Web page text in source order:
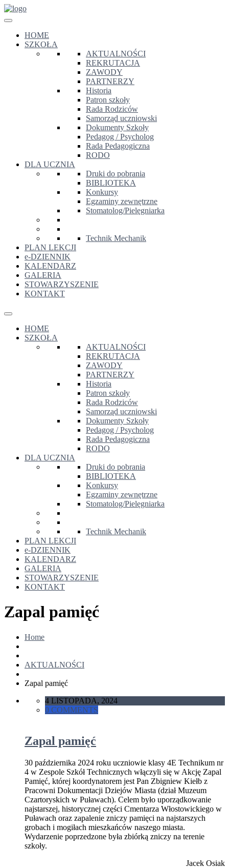
HOME
SZKOŁA
AKTUALNOŚCI
REKRUTACJA
ZAWODY
PARTNERZY
Historia
Patron szkoły
Rada Rodziców
Samorząd uczniowski
Dokumenty Szkoły
Pedagog / Psycholog
Rada Pedagogiczna
RODO
DLA UCZNIA
Druki do pobrania
BIBLIOTEKA
Konkursy
Egzaminy zewnętrzne
Stomatolog/Pielęgniarka
Technik Mechanik
PLAN LEKCJI
e-DZIENNIK
KALENDARZ
GALERIA
STOWARZYSZENIE
KONTAKT
HOME
SZKOŁA
AKTUALNOŚCI
REKRUTACJA
ZAWODY
PARTNERZY
Historia
Patron szkoły
Rada Rodziców
Samorząd uczniowski
Dokumenty Szkoły
Pedagog / Psycholog
Rada Pedagogiczna
RODO
DLA UCZNIA
Druki do pobrania
BIBLIOTEKA
Konkursy
Egzaminy zewnętrzne
Stomatolog/Pielęgniarka
Technik Mechanik
PLAN LEKCJI
e-DZIENNIK
KALENDARZ
GALERIA
STOWARZYSZENIE
KONTAKT
Zapal pamięć
Home
AKTUALNOŚCI
Zapal pamięć
4 LISTOPADA, 2024
0 COMMENTS
Zapal pamięć
30 października 2024 roku uczniowie klasy 4E Technikum nr
4 w Zespole Szkół Technicznych włączyli się w Akcję Zapal
Pamięć, której koordynatorem jest Pan Zbigniew Kiełb z
Pracowni Dokumentacji Dziejów Miasta (dział Muzeum
Czartoryskich w Puławach). Celem było uporządkowanie
najstarszej, historycznej części Cmentarza Włostowickiego w
Puławach oraz zapalenie zniczy pamięci na najstarszych
grobach i mogiłach mieszkańców naszego miasta.
Wydarzenie poprzedzone była zbiórką zniczy na terenie
szkoły.
Jacek Osiak